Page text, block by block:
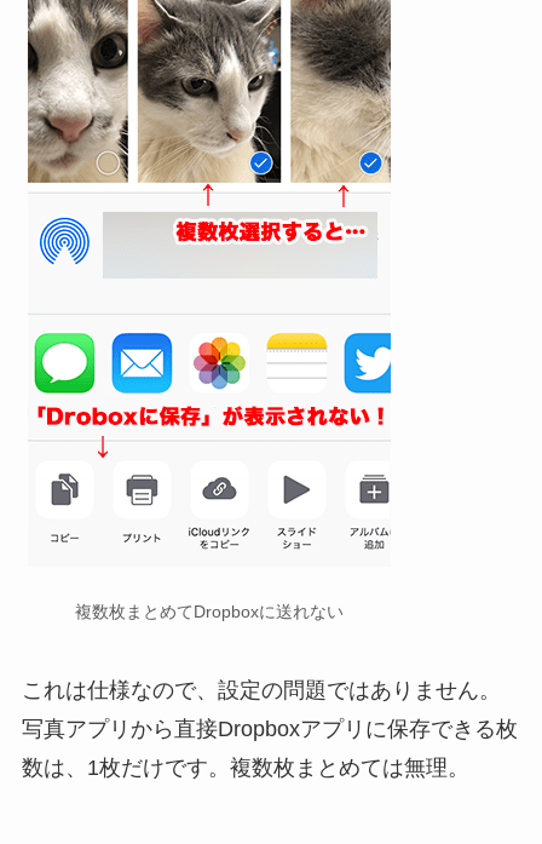
複数枚まとめてDropboxに送れない
これは仕様なので、設定の問題ではありません。
写真アプリから直接Dropboxアプリに保存できる枚
数は、1枚だけです。複数枚まとめては無理。